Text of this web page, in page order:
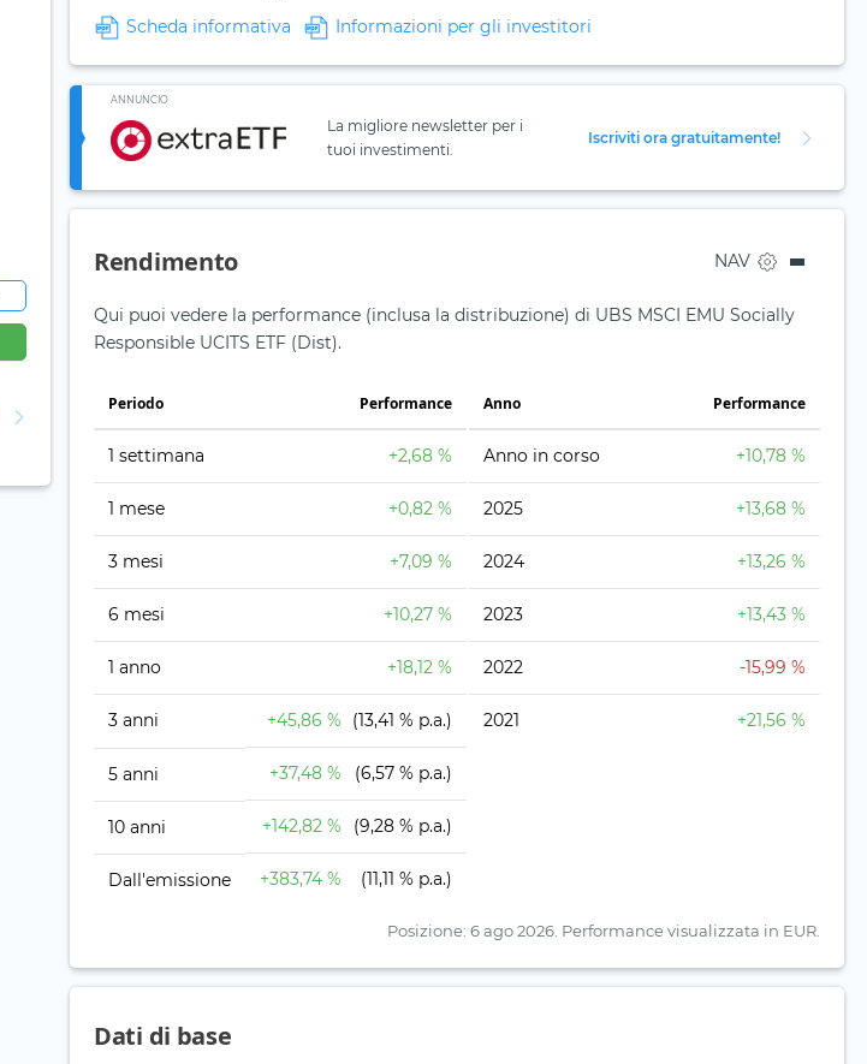
Scheda informativa
Informazioni per gli investitori
ANNUNCIO
La migliore newsletter per i
tuoi investimenti.
Iscriviti ora gratuitamente!
Rendimento NAV
Qui puoi vedere la performance (inclusa la distribuzione) di UBS MSCI EMU Socially
Responsible UCITS ETF (Dist).
Periodo Performance
1 settimana +2,68 %
1 mese +0,82 %
3 mesi +7,09 %
6 mesi +10,27 %
1 anno +18,12 %
3 anni +45,86 % (13,41 % p.a.)
5 anni +37,48 % (6,57 % p.a.)
10 anni +142,82 % (9,28 % p.a.)
Dall'emissione +383,74 % (11,11 % p.a.)
Anno Performance
Anno in corso +10,78 %
2025 +13,68 %
2024 +13,26 %
2023 +13,43 %
2022 -15,99 %
2021 +21,56 %
Posizione: 6 ago 2026. Performance visualizzata in EUR.
Dati di base